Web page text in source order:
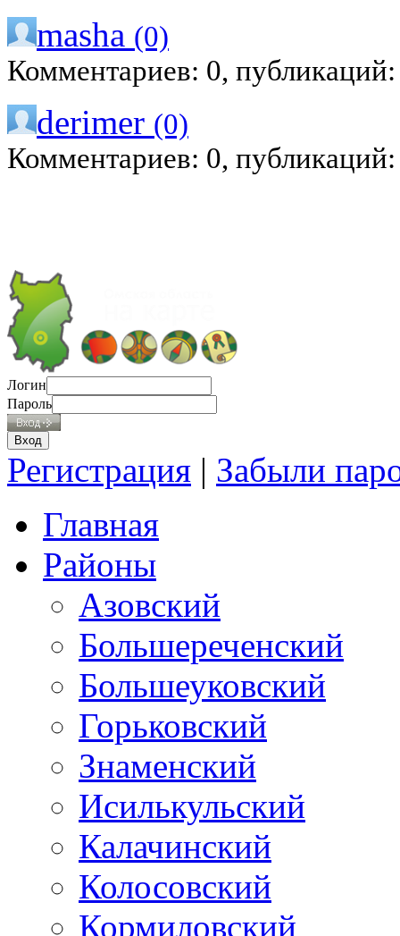
masha (0)
Комментариев: 0,
derimer (0)
Комментариев: 0,
Логин
Пароль
Регистрация | Забыли
Главная
Районы
Азовский
Большереченский
Большеуковский
Горьковский
Знаменский
Исилькульский
Калачинский
Колосовский
Кормиловский